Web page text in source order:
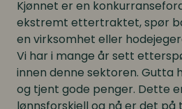
Kjønnet er en
ekstremt ettertraktet, spør
en virksomhet eller
Vi har i mange år sett
innen denne sektoren.
og tjent gode penger. Dette
lønnsforskjell og nå er det på